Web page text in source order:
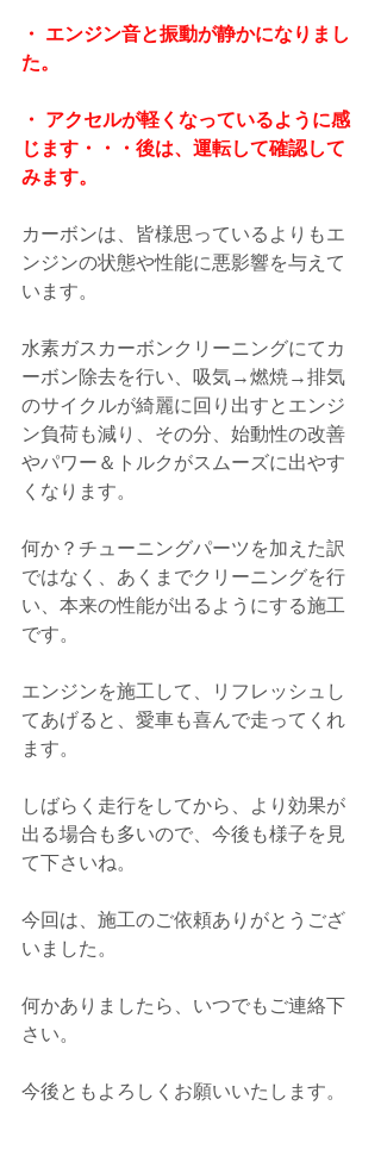
・ エンジン音と振動が静かになりまし
た。
・ アクセルが軽くなっているように感
じます・・・後は、運転して確認して
みます。
カーボンは、皆様思っているよりもエ
ンジンの状態や性能に悪影響を与えて
います。
水素ガスカーボンクリーニングにてカ
ーボン除去を行い、吸気→燃焼→排気
のサイクルが綺麗に回り出すとエンジ
ン負荷も減り、その分、始動性の改善
やパワー＆トルクがスムーズに出やす
くなります。
何か？チューニングパーツを加えた訳
ではなく、あくまでクリーニングを行
い、本来の性能が出るようにする施工
です。
エンジンを施工して、リフレッシュし
てあげると、愛車も喜んで走ってくれ
ます。
しばらく走行をしてから、より効果が
出る場合も多いので、 今後も様子を見
て下さいね。
今回は、施工のご依頼ありがとうござ
いました。
何かありましたら、いつでもご連絡下
さい。
今後ともよろしくお願いいたします。